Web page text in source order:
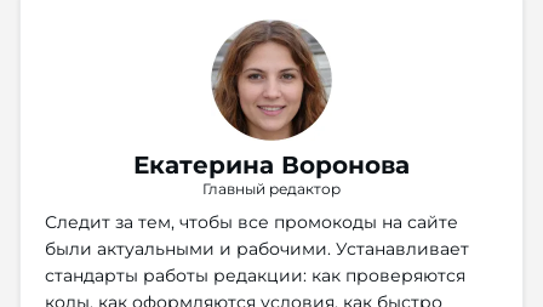
Екатерина Воронова
Главный редактор
Следит за тем, чтобы все промокоды на сайте
были актуальными и рабочими. Устанавливает
стандарты работы редакции: как проверяются